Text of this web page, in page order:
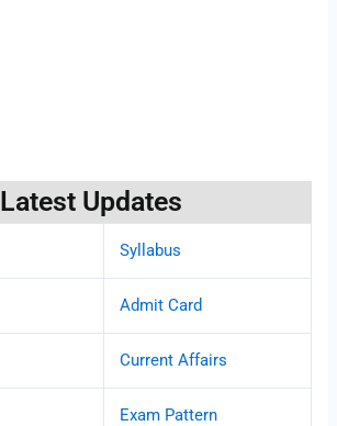
Latest Updates
Syllabus
Admit Card
Current Affairs
Exam Pattern